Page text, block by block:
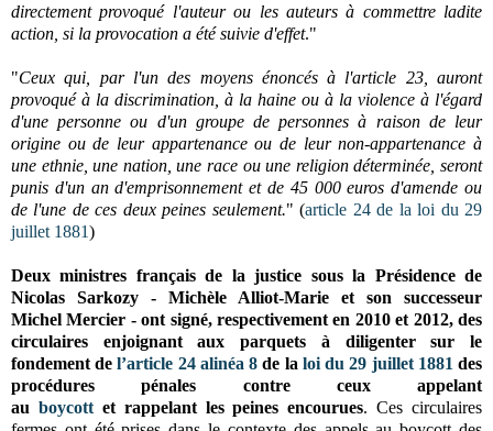
directement provoqué l'auteur ou les auteurs à commettre ladite
action, si la provocation a été suivie d'effet."
"Ceux qui, par l'un des moyens énoncés à l'article 23, auront
provoqué à la discrimination, à la haine ou à la violence à l'égard
d'une personne ou d'un groupe de personnes à raison de leur
origine ou de leur appartenance ou de leur non-appartenance à
une ethnie, une nation, une race ou une religion déterminée, seront
punis d'un an d'emprisonnement et de 45 000 euros d'amende ou
de l'une de ces deux peines seulement." (article 24 de la loi du 29
juillet 1881)
Deux ministres français de la justice sous la Présidence de
Nicolas Sarkozy - Michèle Alliot-Marie et son successeur
Michel Mercier - ont signé, respectivement en 2010 et 2012, des
circulaires enjoignant aux parquets à diligenter sur le
fondement del’article 24 alinéa 8 de la loi du 29 juillet 1881 des
procédures pénales contre ceux appelant
au boycottet rappelant les peines encourues. Ces circulaires